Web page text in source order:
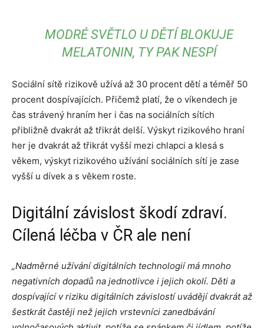
MODRÉ SVĚTLO U DĚTÍ BLOKUJE
MELATONIN, TY PAK NESPÍ
Sociální sítě rizikově užívá až 30 procent dětí a téměř 50
procent dospívajících. Přičemž platí, že o víkendech je
čas strávený hraním her i čas na sociálních sítích
přibližně dvakrát až třikrát delší. Výskyt rizikového hraní
her je dvakrát až třikrát vyšší mezi chlapci a klesá s
věkem, výskyt rizikového užívání sociálních sítí je zase
vyšší u dívek a s věkem roste.
Digitální závislost škodí zdraví.
Cílená léčba v ČR ale není
„Nadměrné užívání digitálních technologií má mnoho
negativních dopadů na jednotlivce i jejich okolí. Děti a
dospívající v riziku digitálních závislostí uvádějí dvakrát až
šestkrát častěji než jejich vrstevníci zanedbávání